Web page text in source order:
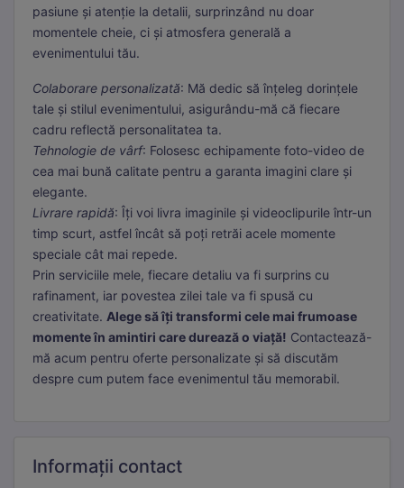
pasiune și atenție la detalii, surprinzând nu doar
momentele cheie, ci și atmosfera generală a
evenimentului tău.
Colaborare personalizată: Mă dedic să înțeleg dorințele
tale și stilul evenimentului, asigurându-mă că fiecare
cadru reflectă personalitatea ta.
Tehnologie de vârf: Folosesc echipamente foto-video de
cea mai bună calitate pentru a garanta imagini clare și
elegante.
Livrare rapidă: Îți voi livra imaginile și videoclipurile într-un
timp scurt, astfel încât să poți retrăi acele momente
speciale cât mai repede.
Prin serviciile mele, fiecare detaliu va fi surprins cu
rafinament, iar povestea zilei tale va fi spusă cu
creativitate. Alege să îți transformi cele mai frumoase
momente în amintiri care durează o viață! Contactează-
mă acum pentru oferte personalizate și să discutăm
despre cum putem face evenimentul tău memorabil.
Informații contact